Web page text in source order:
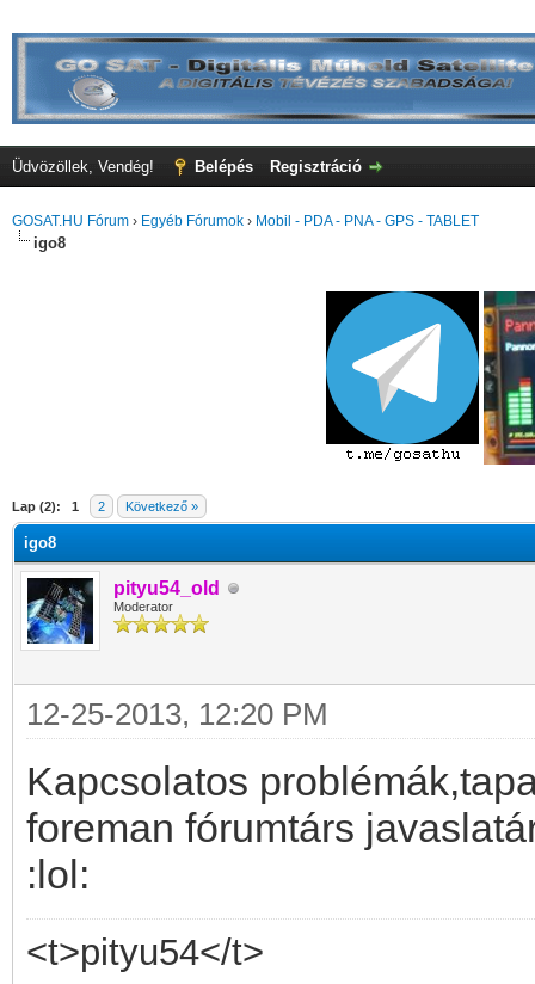
Üdvözöllek, Vendég! Belépés Regisztráció
GOSAT.HU Fórum › Egyéb Fórumok › Mobil - PDA - PNA - GPS - TABLET
igo8
Lap (2): 1 2 Következő »
igo8
pityu54_old
Moderator
12-25-2013, 12:20 PM
Kapcsolatos
foreman fórumtárs
:lol:
<t>pityu54</t>